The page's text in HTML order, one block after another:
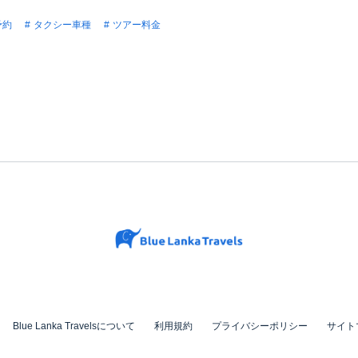
約 タクシー車種 ツアー料金
Blue Lanka Travelsについて 利用規約 プライバシーポリシー サイト